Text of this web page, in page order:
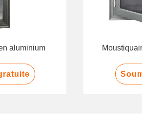
aluminium